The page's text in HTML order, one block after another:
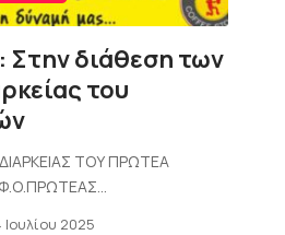
διάθεση των
του
ΤΟΥ ΠΡΩΤΕΑ
Φ.Ο.ΠΡΩΤΕΑΣ…
Ιουλίου 2025